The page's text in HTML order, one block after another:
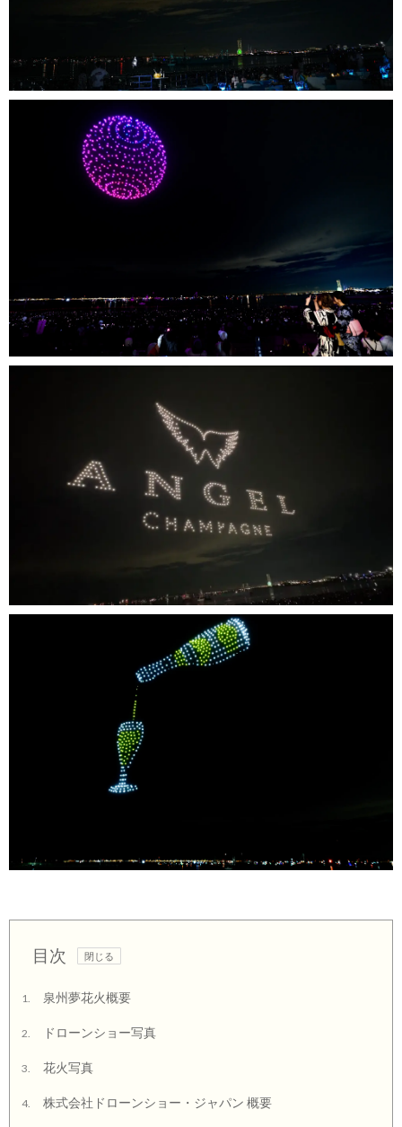
目次
1. 泉州夢花火概要
2. ドローンショー写真
3. 花火写真
4. 株式会社ドローンショー・ジャパン 概要